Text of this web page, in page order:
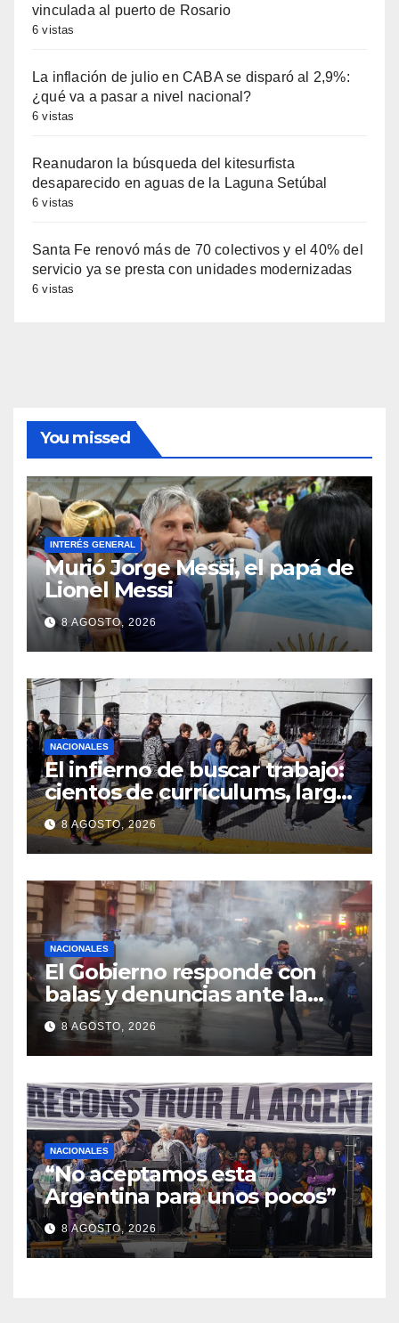
vinculada al puerto de Rosario
6 vistas
La inflación de julio en CABA se disparó al 2,9%:
¿qué va a pasar a nivel nacional?
6 vistas
Reanudaron la búsqueda del kitesurfista
desaparecido en aguas de la Laguna Setúbal
6 vistas
Santa Fe renovó más de 70 colectivos y el 40% del
servicio ya se presta con unidades modernizadas
6 vistas
You missed
INTERÉS GENERAL
Murió Jorge Messi, el papá de
Lionel Messi
8 AGOSTO, 2026
NACIONALES
El infierno de buscar trabajo:
cientos de currículums, larga
espera y menos puestos
registrados
8 AGOSTO, 2026
NACIONALES
El Gobierno responde con
balas y denuncias ante la
protesta
8 AGOSTO, 2026
NACIONALES
“No aceptamos esta
Argentina para unos pocos”
8 AGOSTO, 2026